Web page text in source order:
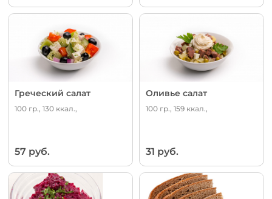
Греческий салат
100 гр., 130 ккал.,
57 руб.
Оливье салат
100 гр., 159 ккал.,
31 руб.